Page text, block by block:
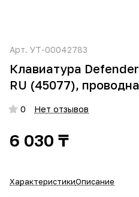
Арт. УТ-00042783
Клавиатура
RU (45077),
0 Нет отзывов
6 030 ₸
ХарактеристикиОписание